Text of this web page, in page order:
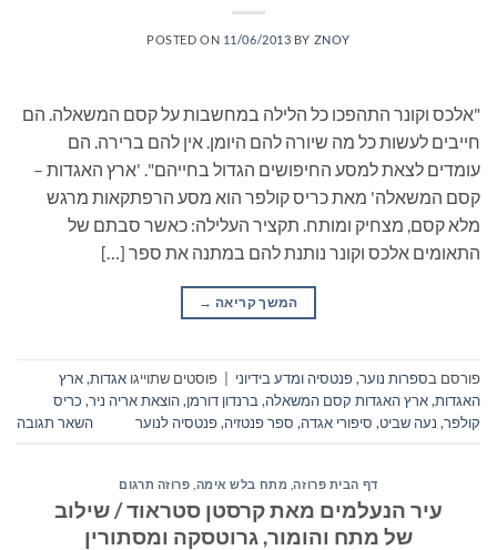
POSTED ON 11/06/2013 BY ZNOY
"אלכס וקונר התהפכו כל הלילה במחשבות על קסם המשאלה. הם
חייבים לעשות כל מה שיורה להם היומן. אין להם ברירה. הם
עומדים לצאת למסע החיפושים הגדול בחייהם". 'ארץ האגדות –
קסם המשאלה' מאת כריס קולפר הוא מסע הרפתקאות מרגש
מלא קסם, מצחיק ומותח. תקציר העלילה: כאשר סבתם של
התאומים אלכס וקונר נותנת להם במתנה את ספר […]
המשך קריאה →
פורסם בספרות נוער,פנטסיה ומדע בידיוני פוסטים שתוייגו אגדות,ארץ
האגדות,ארץ האגדות קסם המשאלה,ברנדון דורמן,הוצאת אריה ניר, כריס
קולפר, נעה שביט, סיפורי אגדה, ספר פנטזיה,פנטסיה לנוער השאר תגובה
דף הבית פרוזה, מתח בלש אימה פרוזה תרגום
עיר הנעלמים מאת קרסטן סטראוד / שילוב
של מתח והומור, גרוטסקה ומסתורין